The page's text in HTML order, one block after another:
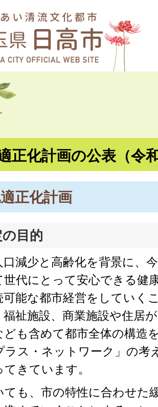
正化計画の公表（令
正化計画
目的
口減少と高齢化を背景に、
世代にとって安心できる健
可能な都市経営をしていく
福祉施設、商業施設や住居
ども含めて都市全体の構造
ラス・ネットワーク」の考
きています。
ても、市の特性に合わせた